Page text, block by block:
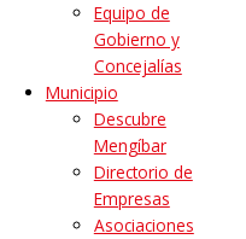
Equipo de
Gobierno y
Concejalías
Municipio
Descubre
Mengíbar
Directorio de
Empresas
Asociaciones